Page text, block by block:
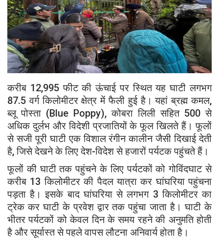
करीब 12,995 फीट की ऊंचाई पर स्थित यह घाटी लगभग
87.5 वर्ग किलोमीटर क्षेत्र में फैली हुई है। यहां ब्रह्म कमल,
ब्लू पोस्ता (Blue Poppy), कोबरा लिली सहित 500 से
अधिक दुर्लभ और विदेशी प्रजातियों के फूल खिलते हैं। फूलों
से सजी पूरी घाटी एक विशाल रंगीन कालीन जैसी दिखाई देती
है, जिसे देखने के लिए देश-विदेश से हजारों पर्यटक पहुंचते हैं।
फूलों की घाटी तक पहुंचने के लिए पर्यटकों को गोविंदघाट से
करीब 13 किलोमीटर की पैदल यात्रा कर घांघरिया पहुंचना
पड़ता है। इसके बाद घांघरिया से लगभग 3 किलोमीटर का
ट्रेक कर घाटी के प्रवेश द्वार तक पहुंचा जाता है। घाटी के
भीतर पर्यटकों को केवल दिन के समय रहने की अनुमति होती
है और सूर्यास्त से पहले वापस लौटना अनिवार्य होता है।